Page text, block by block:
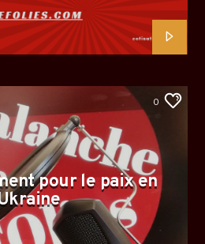
0
pour le paix en